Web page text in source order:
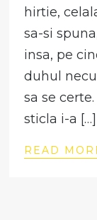
hirtie,
sa-si
insa, pe
duhul
sa se
sticla i-a […]
READ